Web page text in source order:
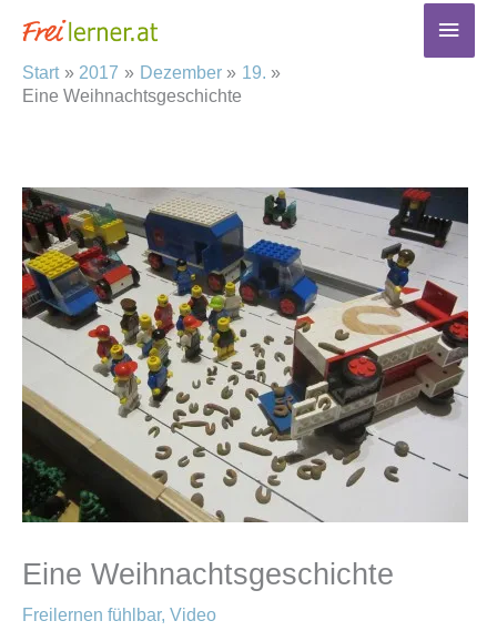
Inhalt
springen
Start 2017 Dezember
19.
Eine Weihnachtsgeschichte
Eine Weihnachtsgeschichte
Freilernen fühlbar, Video